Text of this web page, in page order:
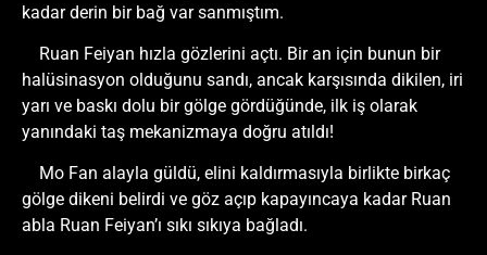
kadar derin bir bağ var sanmıştım.
Ruan Feiyan hızla gözlerini açtı. Bir an için bunun bir
halüsinasyon olduğunu sandı, ancak karşısında dikilen, iri
yarı ve baskı dolu bir gölge gördüğünde, ilk iş olarak
yanındaki taş mekanizmaya doğru atıldı!
Mo Fan alayla güldü, elini kaldırmasıyla birlikte birkaç
gölge dikeni belirdi ve göz açıp kapayıncaya kadar Ruan
abla Ruan Feiyan’ı sıkı sıkıya bağladı.